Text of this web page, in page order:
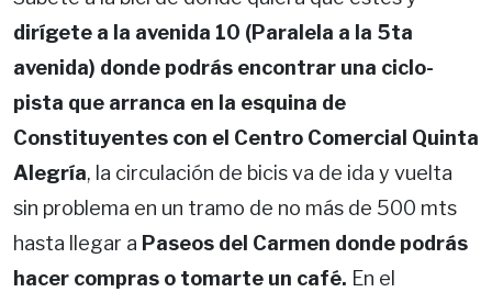
dirígete a la avenida 10 (Paralela a la 5ta
avenida) donde podrás encontrar una ciclo-
pista que arranca en la esquina de
Constituyentes con el Centro Comercial Quinta
Alegría, la circulación de bicis va de ida y vuelta
sin problema en un tramo de no más de 500 mts
hasta llegar a Paseos del Carmen donde podrás
hacer compras o tomarte un café. En el